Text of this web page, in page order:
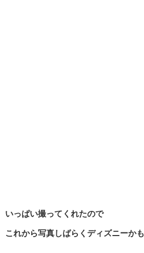
いっぱい撮ってくれたので
これから写真しばらくディズニーかも